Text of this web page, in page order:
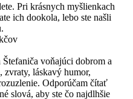
Pri krásnych myšlienkach
ich dookola, lebo ste našli
voňajúci dobrom a
zvraty, láskavý humor,
Odporúčam čítať
slová, aby ste čo najdlhšie